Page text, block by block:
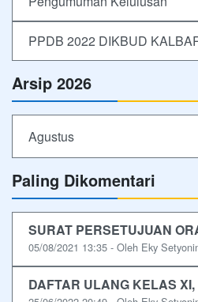
PPDB 2022 DIKBUD
Arsip 2026
Agustus
Paling Dikomentari
SURAT PERSETUJUAN
05/08/2021 13:35 - Oleh Eky
DAFTAR ULANG KELAS XI,